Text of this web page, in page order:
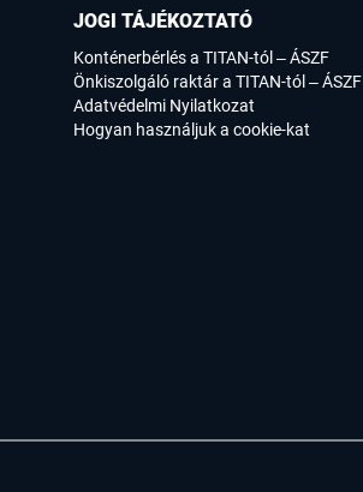
JOGI TÁJÉKOZTATÓ
Konténerbérlés a TITAN-tól – ÁSZF
Önkiszolgáló raktár a TITAN-tól – ÁSZF
Adatvédelmi Nyilatkozat
Hogyan használjuk a cookie-kat